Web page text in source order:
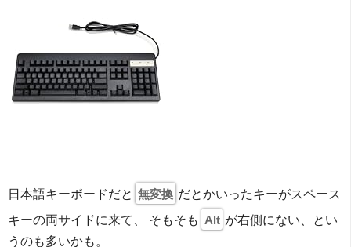
日本語キーボードだと 無変換 だとかいったキーがスペース
キーの両サイドに来て、 そもそも Alt が右側にない、とい
うのも多いかも。